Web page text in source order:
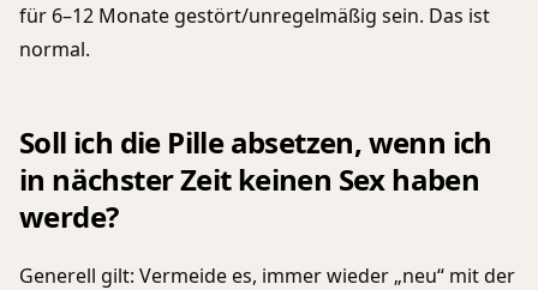
für 6–12 Monate gestört/unregelmäßig sein. Das ist
normal.
Soll ich die Pille absetzen, wenn ich
in nächster Zeit keinen Sex haben
werde?
Generell gilt: Vermeide es, immer wieder „neu“ mit der